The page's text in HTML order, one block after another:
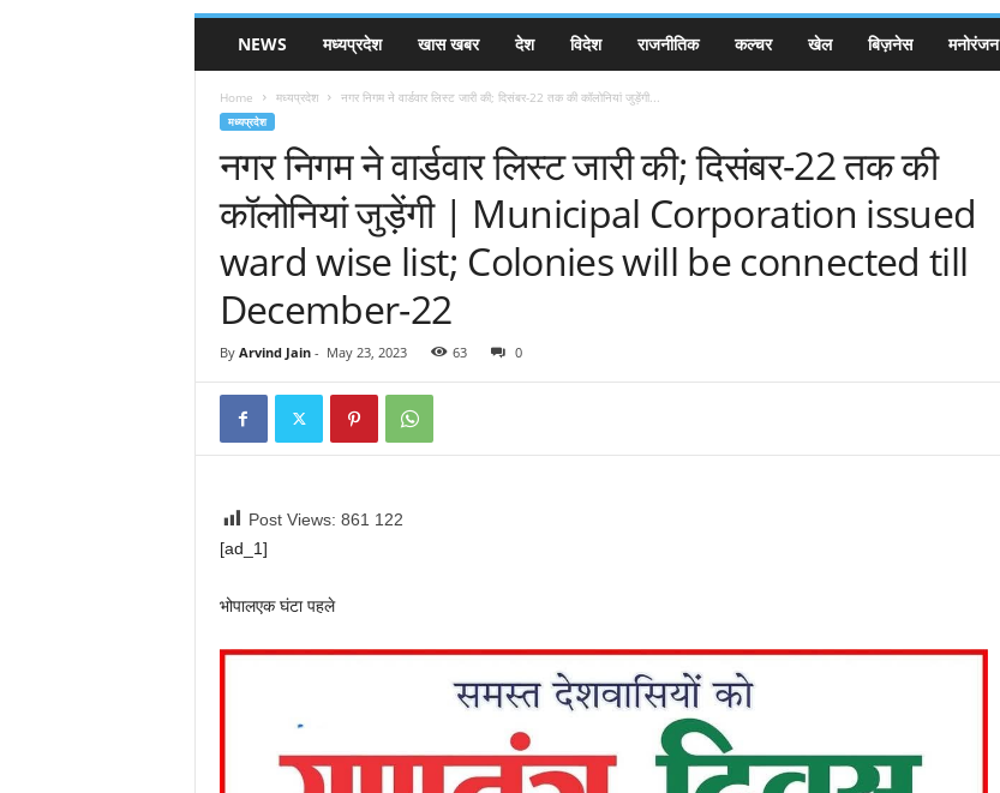
NEWS मध्यप्रदेश खास खबर देश विदेश राजनीतिक कल्चर खेल बिज़नेस मनोरंजन
Home मध्यप्रदेश नगर निगम ने वार्डवार लिस्ट जारी की; दिसंबर-22 तक की कॉलोनियां जुड़ेंगी...
मध्यप्रदेश
नगर निगम ने वार्डवार लिस्ट जारी की; दिसंबर-22 तक की
कॉलोनियां जुड़ेंगी | Municipal Corporation issued
ward wise list; Colonies will be connected till
December-22
By Arvind Jain- May 23, 2023 63 0
Post Views: 861 122
[ad_1]
भोपालएक घंटा पहले